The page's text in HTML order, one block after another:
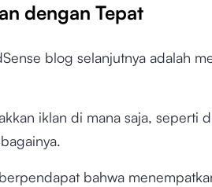
dengan Tepat
blog selanjutnya adalah
iklan di mana saja, seperti
bahwa